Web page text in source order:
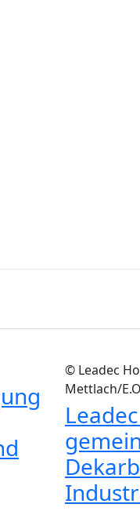
© Leadec
Mettlach/